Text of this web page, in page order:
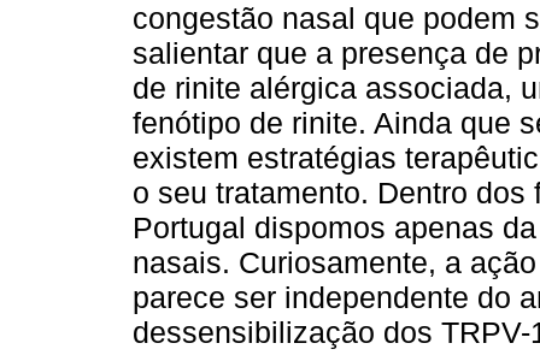
congestão nasal que podem
salientar que a presença de
de rinite alérgica associada,
fenótipo de rinite. Ainda que
existem estratégias
o seu tratamento. Dentro
Portugal dispomos apenas
nasais. Curiosamente, a
parece ser independente do
dessensibilização dos